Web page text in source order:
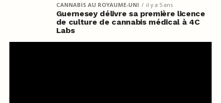
CANNABIS AU ROYAUME-UNI il y a 5 ans
Guernesey délivre sa première licence
de culture de cannabis médical à 4C
Labs